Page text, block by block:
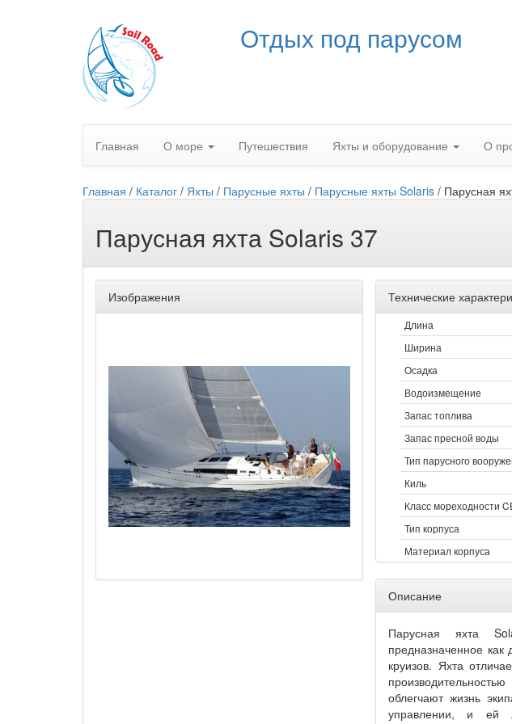
Отдых под парусом
Главная О море Путешествия Яхты и оборудование О
Главная / Каталог / Яхты / Парусные яхты / Парусные яхты Solaris / Парусная
Парусная яхта Solaris 37
Изображения Технические
Длина
Ширина
Осадка
Водоизмещение
Запас топлива
Запас пресной воды
Тип парусного
Киль
Класс мореходности
Тип корпуса
Материал корпуса
Описание
Парусная яхта
предназначенное как
круизов. Яхта
облегчают жизнь
управлении, и ей